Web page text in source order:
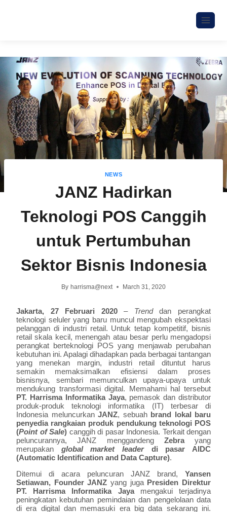
NEWS
JANZ Hadirkan
Teknologi POS Canggih
untuk Pertumbuhan
Sektor Bisnis Indonesia
By harrisma@next March 31, 2020
Jakarta, 27 Februari 2020– Trenddan perangkat
teknologi seluler yang baru muncul mengubah ekspektasi
pelanggan di industri retail. Untuk tetap kompetitif, bisnis
retail skala kecil, menengah atau besar perlu mengadopsi
perangkat berteknologi POS yang menjawab perubahan
kebutuhan ini. Apalagi dihadapkan pada berbagai tantangan
yang menekan margin, industri retail dituntut harus
semakin memaksimalkan efisiensi dalam proses
bisnisnya, sembari memunculkan upaya-upaya untuk
mendukung transformasi digital. Memahami hal tersebut
PT. Harrisma Informatika Jaya, pemasok dan distributor
produk-produk teknologi informatika (IT) terbesar di
Indonesia meluncurkan JANZ, sebuah brand lokal baru
penyedia rangkaian produk pendukung teknologi POS
(Point of Sale) canggih di pasar Indonesia. Terkait dengan
peluncurannya, JANZ menggandeng Zebrayang
merupakan global market leaderdi pasar AIDC
(Automatic Identification and Data Capture).
Ditemui di acara peluncuran JANZ brand, Yansen
Setiawan, Founder JANZ yang jugaPresiden Direktur
PT. Harrisma Informatika Jaya mengakui terjadinya
peningkatan kebutuhan pemindaian dan pengelolaan data
di era digital dan memasuki era big data sekarang ini.